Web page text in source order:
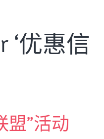
‘优惠信
盟”活动